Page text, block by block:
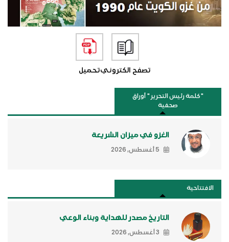
تصفح الكترونيتحميل
"كلمة رئيس التحرير " أوراق
صحفية
الغزو في ميزان الشريعة
5 أغسطس, 2026
الافتتاحية
التاريخ مصدر للهداية وبناء الوعي
3 أغسطس, 2026